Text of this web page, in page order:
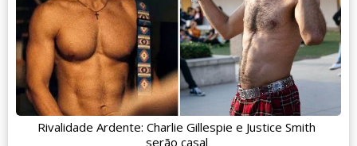
Rivalidade Ardente: Charlie Gillespie e Justice Smith
serão casal